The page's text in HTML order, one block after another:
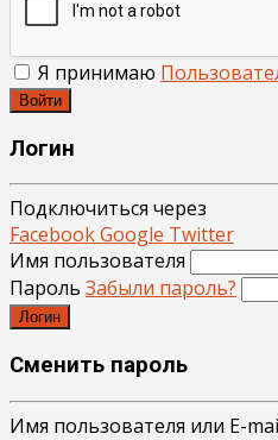
Я принимаю
Войти
Логин
Подключиться через
FacebookGoogle Twitter
Имя пользователя
Пароль Забыли пароль?
Логин
Сменить пароль
Имя пользователя или E-